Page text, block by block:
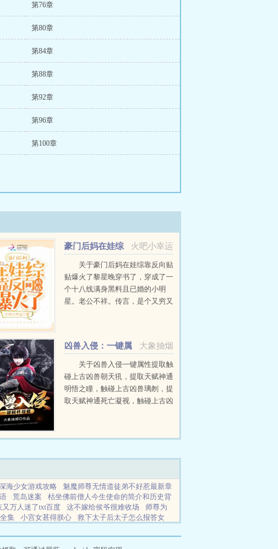
第76章
第80章
第84章
第88章
第92章
第96章
第100章
火吧小幸运
豪门后妈在娃综
靠反向贴贴爆火了
关于豪门后妈在娃综靠反向贴
贴爆火了黎星晚穿书了，穿成了一
个十八线满身黑料且已婚的小明
星。老公不祥。传言，是个又穷又
沉默。网上叫嚣更...
大象抽烟
凶兽入侵：一键属
性提取关于凶兽入侵一键属性提取触
碰上古凶兽朝天犼，提取天赋神通
明悟之瞳，触碰上古凶兽璃刎，提
取天赋神通死亡凝视，触碰上古凶
值，提取10000淬体属性，...
海少女游戏攻略
魅魔师尊无情道徒弟不好惹最新章
荒岛迷案
枯坐佛前僧人今生使命的简介和历史背
又万人迷了txt百度 这不嫁给侯爷很难收场
师尊为
集 小宫女甚得朕心
救下太子后太子怎么报答女
航线彼得分析 重生夫人至尊水汐漓
不朽仙路笔趣